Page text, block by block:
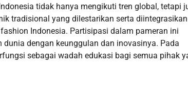
tidak hanya mengikuti tren global, tetapi
tradisional yang dilestarikan serta diintegrasikan
Indonesia. Partisipasi dalam pameran ini
dengan keunggulan dan inovasinya. Pada
sebagai wadah edukasi bagi semua pihak